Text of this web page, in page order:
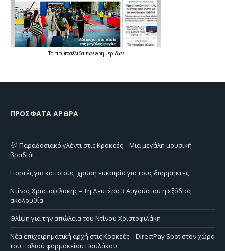
Τα πρωτοσέλιδατων εφημερίδων
ΠΡΌΣΦΑΤΑ ΆΡΘΡΑ
Παραδοσιακό γλέντι στις Κροκεές – Μια μεγάλη μουσική
βραδιά!
Γιορτές για κάποιους, χρυσή ευκαιρία για τους διαρρήκτες
Ντίνος Χριστοφιλάκης – Τη Δευτέρα 3 Αυγούστου η εξόδιος
ακολουθία
Θλίψη για την απώλεια του Ντίνου Χριστοφιλάκη
Νέα επιχειρηματική αρχή στις Κροκεές – DirectPay Spot στον χώρο
του παλιού φαρμακείου Παυλάκου